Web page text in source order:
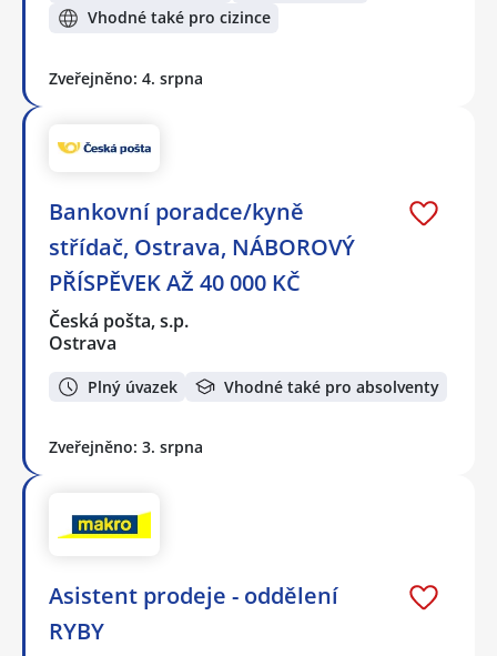
Vhodné také pro cizince
Zveřejněno: 4. srpna
Bankovní poradce/kyně
střídač, Ostrava, NÁBOROVÝ
PŘÍSPĚVEK AŽ 40 000 KČ
Česká pošta, s.p.
Ostrava
Plný úvazek Vhodné také pro absolventy
Zveřejněno: 3. srpna
Asistent prodeje - oddělení
RYBY